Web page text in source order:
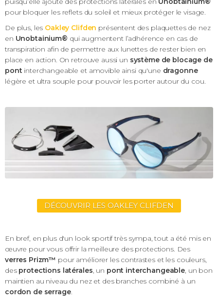
pour bloquer les reflets du soleil et mieux protéger le visage.
De plus, les Oakley Clifden présentent des plaquettes de nez
en Unobtainium® qui augmentent l’adhérence en cas de
transpiration afin de permettre aux lunettes de rester bien en
place en action. On retrouve aussi un système de blocage de
pont interchangeable et amovible ainsi qu'une dragonne
légère et ultra souple pour pouvoir les porter autour du cou.
DÉCOUVRIR LES OAKLEY CLIFDEN
En bref, en plus d'un look sportif très sympa, tout a été mis en
œuvre pour vous offrir la meilleure des protections. Des
verres Prizm™ pour améliorer les contrastes et les couleurs,
des protections latérales, un pont interchangeable, un bon
maintien au niveau du nez et des branches combiné à un
cordon de serrage.